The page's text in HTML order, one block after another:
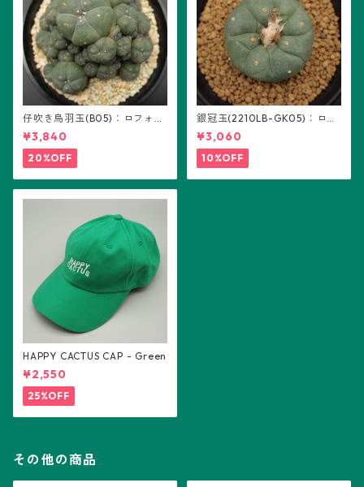
仔吹き烏羽玉(B05)：ロフォフ
ォラ属
¥3,840
20%OFF
銀冠玉(2210LB-GK05)：ロフ
ォフォラ属 ※実生
¥3,060
10%OFF
HAPPY CACTUS CAP - Green
¥2,550
25%OFF
その他の商品